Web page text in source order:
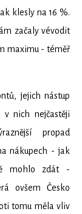
klesly na 16 %.
začaly vévodit
maximu - téměř
jejich nástup
nich nejčastěji
propad
nákupech - jak
mohlo zdát -
ovšem Česko
tomu měla vliv